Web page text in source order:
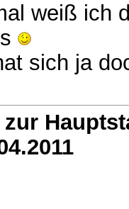
weiß ich
sich ja